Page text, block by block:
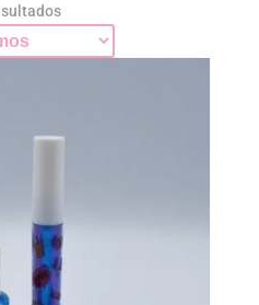
Ordenado
los